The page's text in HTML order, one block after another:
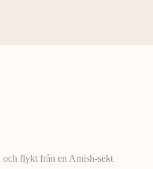
och flykt från en Amish-sekt